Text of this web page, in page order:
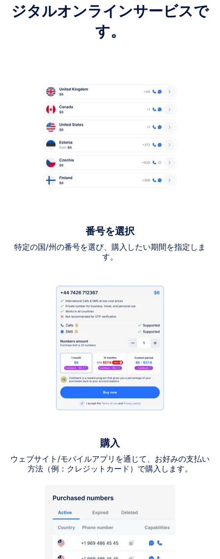
ジタルオンラインサービスで
す。
番号を選択
特定の国/州の番号を選び、購入したい期間を指定しま
す。
購入
ウェブサイト/モバイルアプリを通じて、お好みの支払い
方法（例：クレジットカード）で購入します。